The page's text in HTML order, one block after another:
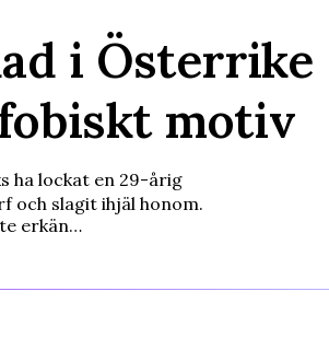
i Österrike
motiv
ha lockat en 29-årig
och slagit ihjäl honom.
erkän…